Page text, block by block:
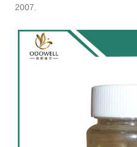
2007.